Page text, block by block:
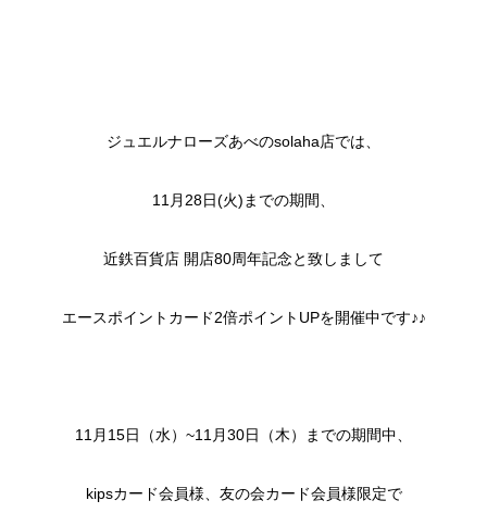
ジュエルナローズあべのsolaha店では、
11月28日(火)までの期間、
近鉄百貨店 開店80周年記念と致しまして
エースポイントカード2倍ポイントUPを開催中です♪♪
11月15日（水）~11月30日（木）までの期間中、
kipsカード会員様、友の会カード会員様限定で